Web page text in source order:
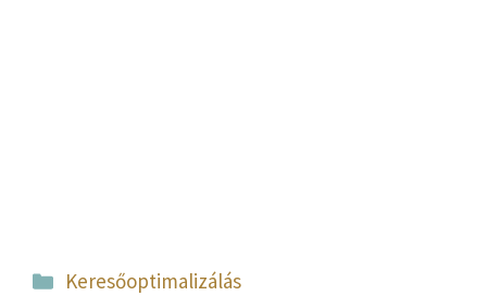
Kategória
Keresőoptimalizálás